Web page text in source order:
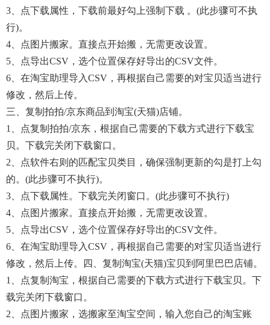
3、点下载属性，下载前最好勾上强制下载 。(此步骤可不执
行)。
4、点图片搬家。直接点开始搬，无需更改设置。
5、点导出CSV，选个位置保存好导出的CSV文件。
6、在淘宝助理导入CSV，再根据自己需要的对宝贝适当进行
修改，然后上传。
三、复制拍拍/京东商品到淘宝(天猫)店铺。
1、点复制拍拍/京东，根据自己需要的下载方式进行下载宝
贝。下载完关闭下载窗口。
2、点软件右则的匹配宝贝类目，确保强制更新的勾是打上勾
的。(此步骤可不执行)。
3、点下载属性。下载完关闭窗口。(此步骤可不执行)
4、点图片搬家。直接点开始搬，无需更改设置。
5、点导出CSV，选个位置保存好导出的CSV文件。
6、在淘宝助理导入CSV，再根据自己需要的对宝贝适当进行
修改，然后上传。四、复制淘宝(天猫)宝贝到阿里巴巴店铺。
1、点复制淘宝，根据自己需要的下载方式进行下载宝贝。下
载完关闭下载窗口。
2、点图片搬家，选搬家至淘宝空间，输入您自己的淘宝账